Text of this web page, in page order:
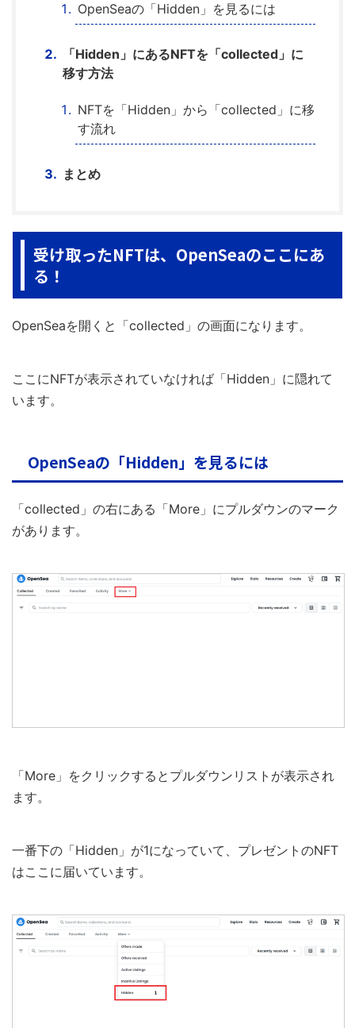
OpenSeaの「Hidden」を見るには
「Hidden」にあるNFTを「collected」に
移す方法
NFTを「Hidden」から「collected」に移
す流れ
まとめ
受け取ったNFTは、OpenSeaのここにあ
る！
OpenSeaを開くと「collected」の画面になります。
ここにNFTが表示されていなければ「Hidden」に隠れて
います。
OpenSeaの「Hidden」を見るには
「collected」の右にある「More」にプルダウンのマーク
があります。
「More」をクリックするとプルダウンリストが表示され
ます。
一番下の「Hidden」が1になっていて、プレゼントのNFT
はここに届いています。